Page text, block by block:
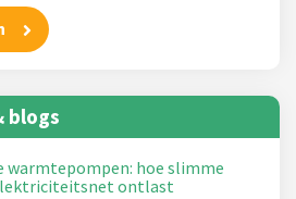
blogs
warmtepompen: hoe slimme
ontlast